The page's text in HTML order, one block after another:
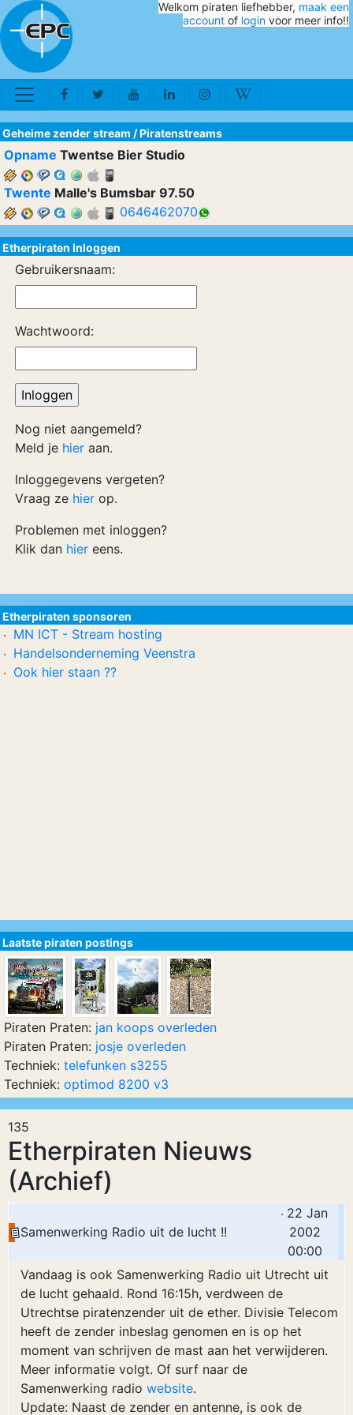
Welkom piraten liefhebber, maak een
account of login voor meer info!!
135
Etherpiraten Nieuws
(Archief)
Samenwerking Radio uit de lucht !!
22 Jan
2002
00:00
Vandaag is ook Samenwerking Radio uit Utrecht uit
de lucht gehaald. Rond 16:15h, verdween de
Utrechtse piratenzender uit de ether. Divisie Telecom
heeft de zender inbeslag genomen en is op het
moment van schrijven de mast aan het verwijderen.
Meer informatie volgt. Of surf naar de
Samenwerking radio website.
Update: Naast de zender en antenne, is ook de
Geheime zender stream /Piratenstreams
Opname Twentse Bier Studio
Twente Malle's Bumsbar 97.50
0646462070
Etherpiraten Inloggen
Gebruikersnaam:
Wachtwoord:
Nog niet aangemeld?
Meld je hier aan.
Inloggegevens vergeten?
Vraag ze hier op.
Problemen met inloggen?
Klik dan hier eens.
Etherpiraten sponsoren
MN ICT - Stream hosting
Handelsonderneming Veenstra
Ook hier staan ??
Laatste piraten postings
Piraten Praten: jan koops overleden
Piraten Praten: josje overleden
Techniek: telefunken s3255
Techniek: optimod 8200 v3